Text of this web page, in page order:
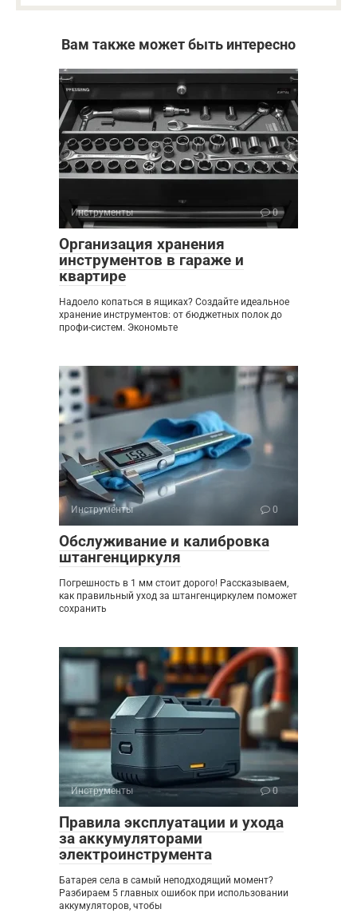
Вам также может быть интересно
Инструменты 0
Организация хранения
инструментов в гараже и
квартире
Надоело копаться в ящиках? Создайте идеальное
хранение инструментов: от бюджетных полок до
профи-систем. Экономьте
Инструменты 0
Обслуживание и калибровка
штангенциркуля
Погрешность в 1 мм стоит дорого! Рассказываем,
как правильный уход за штангенциркулем поможет
сохранить
Инструменты 0
Правила эксплуатации и ухода
за аккумуляторами
электроинструмента
Батарея села в самый неподходящий момент?
Разбираем 5 главных ошибок при использовании
аккумуляторов, чтобы